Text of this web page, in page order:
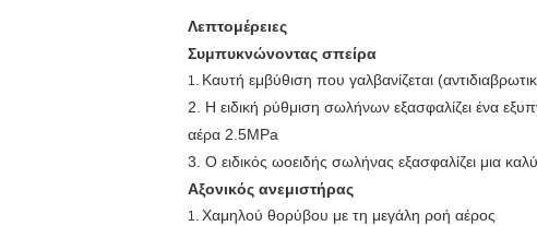
Λεπτομέρειες
Συμπυκνώνοντας σπείρα
1. Καυτή εμβύθιση που γαλβανίζεται
2. Η ειδική ρύθμιση σωλήνων εξασφαλίζει ένα
αέρα 2.5MPa
3. Ο ειδικός ωοειδής σωλήνας εξασφαλίζει μια
Αξονικός ανεμιστήρας
1. Χαμηλού θορύβου με τη μεγάλη ροή αέρος